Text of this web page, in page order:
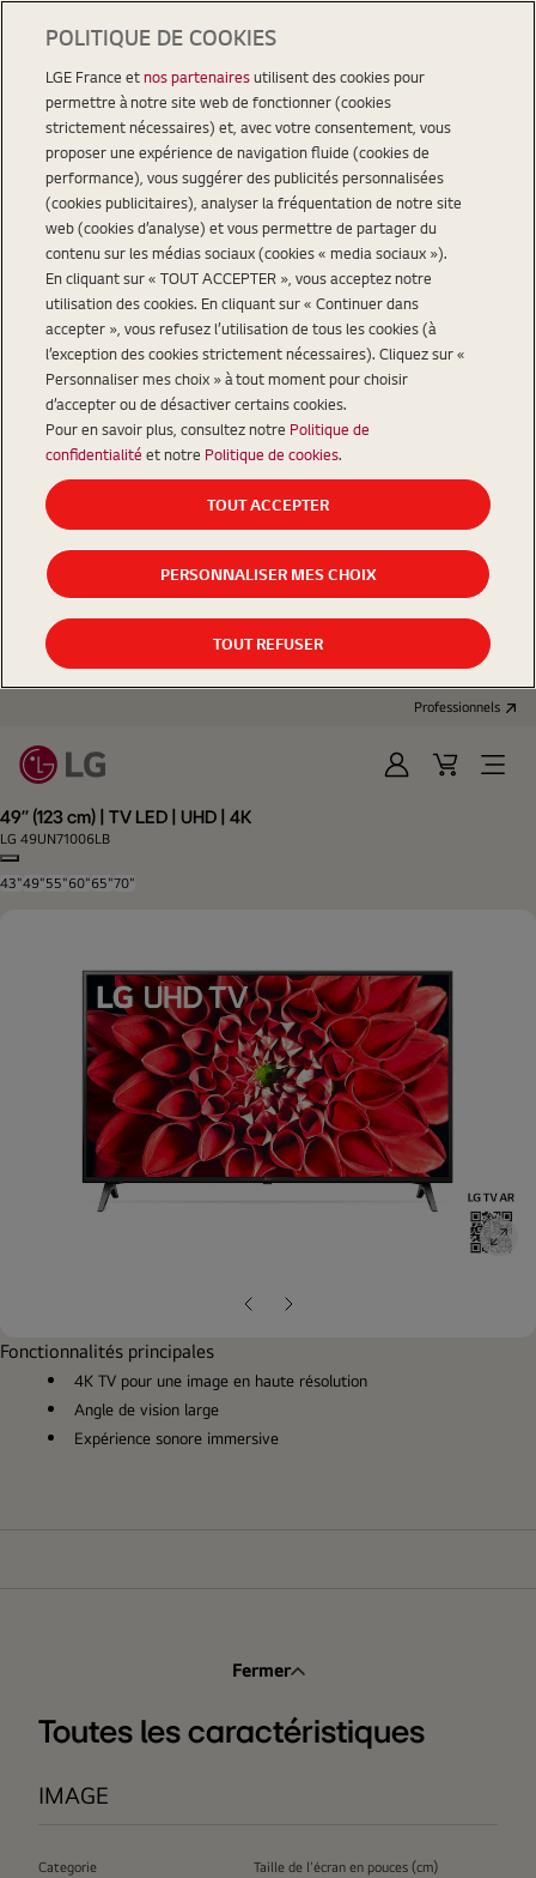
Professionnels
Se
PanierOpen
49'' (123 cm) | TV LED | UHD | 4K
LG 49UN71006LB
Copy model name
43"49"55"60"65"70"
open
DiapositiveDiapositive
Fonctionnalités principales
4K TV pour une image en haute résolution
Angle de vision large
Expérience sonore immersive
Fermer
Toutes les caractéristiques
IMAGE
Categorie Taille de l'écran en pouces (cm)
POLITIQUE DE COOKIES
LGE France etnos partenairesutilisent des cookies pour
permettre à notre site web de fonctionner (cookies
strictement nécessaires) et, avec votre consentement, vous
proposer une expérience de navigation fluide (cookies de
performance), vous suggérer des publicités personnalisées
(cookies publicitaires), analyser la fréquentation de notre site
web (cookies d’analyse) et vous permettre de partager du
contenu sur les médias sociaux (cookies « media sociaux »).
En cliquant sur « TOUT ACCEPTER », vous acceptez notre
utilisation des cookies. En cliquant sur « Continuer dans
accepter », vous refusez l’utilisation de tous les cookies (à
l’exception des cookies strictement nécessaires). Cliquez sur «
Personnaliser mes choix » à tout moment pour choisir
d’accepter ou de désactiver certains cookies.
Pour en savoir plus, consultez notre Politique de
confidentialité et notre Politique de cookies.
TOUT ACCEPTER
PERSONNALISER MES CHOIX
TOUT REFUSER